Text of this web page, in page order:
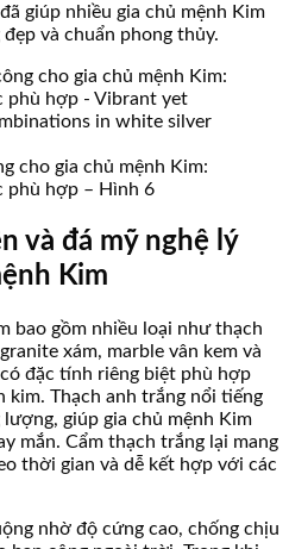
giúp nhiều gia chủ mệnh Kim
và chuẩn phong thủy.
cho gia chủ mệnh Kim:
phù hợp – Hình 6
và đá mỹ nghệ lý
Kim
bao gồm nhiều loại như thạch
xám, marble vân kem và
đặc tính riêng biệt phù hợp
kim. Thạch anh trắng nổi tiếng
giúp gia chủ mệnh Kim
mắn. Cẩm thạch trắng lại mang
thời gian và dễ kết hợp với các
nhờ độ cứng cao, chống chịu